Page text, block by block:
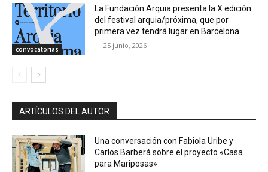
convocatorias
La Fundación Arquia presenta la X edición
del festival arquia/próxima, que por
primera vez tendrá lugar en Barcelona
25 junio, 2026
ARTÍCULOS DEL AUTOR
Una conversación con Fabiola Uribe y
Carlos Barberá sobre el proyecto «Casa
para Mariposas»